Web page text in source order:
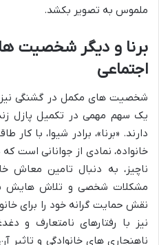
ملموس به تصویر بکشد.
برنا و دیگر شخصیت
اجتماعی
شخصیت های مکمل در گشنگی
یک سهم مهمی در تکمیل پازل
دارند. «برنا»، برادر شیوا، با
خانواده، نمادی از جوانانی است
ناچیز، به دنبال تامین معاش
مشکلات شخصی و تلاش هایش
نقش حمایت گرانه خود را برای
نیز با رفتارهای نامتعارف و
ناهنجاری های خانوادگی و تاثیر